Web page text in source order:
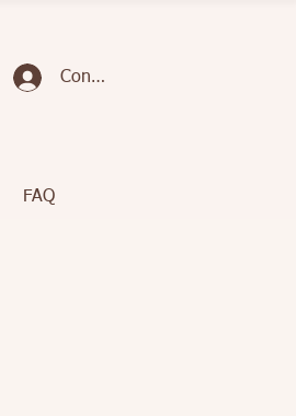
Connexion
FAQ